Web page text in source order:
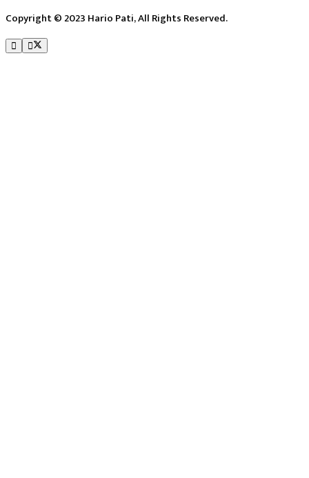
Copyright © 2023 Hario Pati, All Rights Reserved.